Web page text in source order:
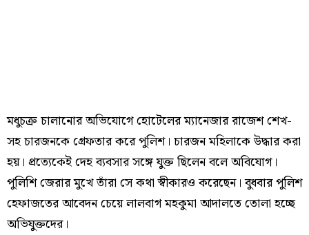
মধুচক্র চালানোর অভিযোগে হোটেলের ম্যানেজার রাজেশ শেখ-
সহ চারজনকে গ্রেফতার করে পুলিশ। চারজন মহিলাকে উদ্ধার করা
হয়। প্রত্যেকেই দেহ ব্যবসার সঙ্গে যুক্ত ছিলেন বলে অবিযোগ।
পুলিশি জেরার মুখে তাঁরা সে কথা স্বীকারও করেছেন। বুধবার পুলিশ
হেফাজতের আবেদন চেয়ে লালবাগ মহকুমা আদালতে তোলা হচ্ছে
অভিযুক্তদের।